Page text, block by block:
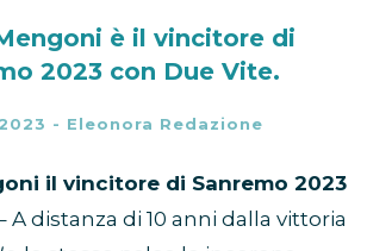
è il vincitore di
2023 con Due Vite.
- Eleonora Redazione
il vincitore di Sanremo 2023
A distanza di 10 anni dalla vittoria